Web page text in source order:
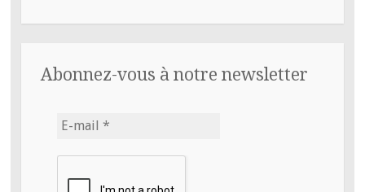
Abonnez-vous à notre newsletter